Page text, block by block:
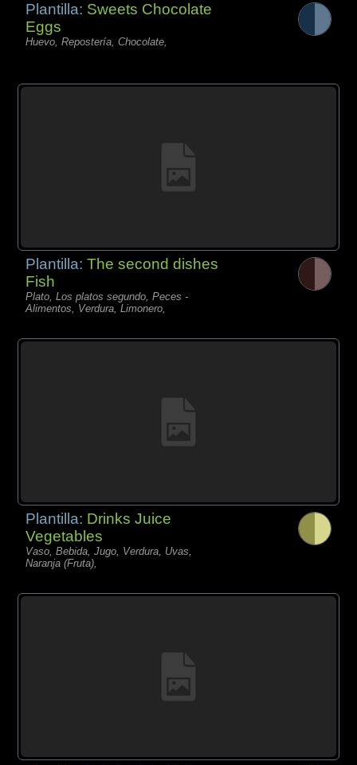
Plantilla: Sweets Chocolate
Eggs
Huevo, Repostería, Chocolate,
Plantilla:The second dishes
Fish
Plato, Los platos segundo, Peces -
Alimentos, Verdura, Limonero,
Plantilla: Drinks Juice
Vegetables
Vaso, Bebida, Jugo, Verdura, Uvas,
Naranja (Fruta),